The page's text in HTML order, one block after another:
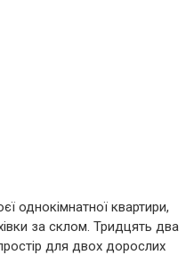
однокімнатної квартири,
за склом. Тридцять два
для двох дорослих